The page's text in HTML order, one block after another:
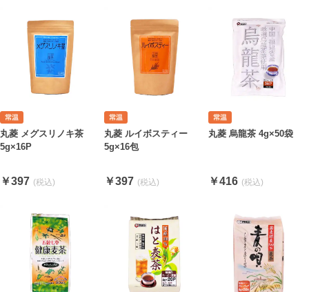
丸菱 メグスリノキ茶
5g×16P
￥397
丸菱 ルイボスティー
5g×16包
￥397
丸菱 烏龍茶 4g×50袋
￥416